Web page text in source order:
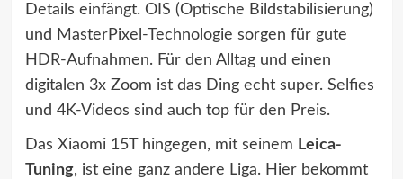
Details einfängt. OIS (Optische Bildstabilisierung)
und MasterPixel-Technologie sorgen für gute
HDR-Aufnahmen. Für den Alltag und einen
digitalen 3x Zoom ist das Ding echt super. Selfies
und 4K-Videos sind auch top für den Preis.
Das Xiaomi 15T hingegen, mit seinem Leica-
Tuning, ist eine ganz andere Liga. Hier bekommt